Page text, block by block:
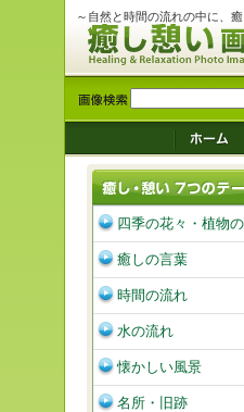
～自然と時間の流れの中に、
四季の花々・植物
癒しの言葉
時間の流れ
水の流れ
懐かしい風景
名所・旧跡